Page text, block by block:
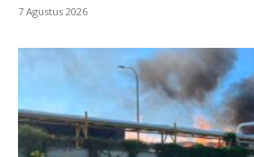
7 Agustus 2026